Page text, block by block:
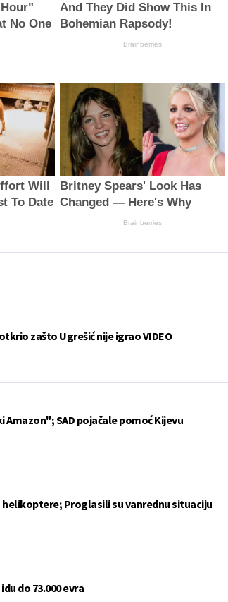
No One
And They Did Show This In
Bohemian Rapsody!
Brainberries
Will
To Date
Britney Spears' Look Has
Changed — Here's Why
Brainberries
zašto Ugrešić nije igrao VIDEO
SAD pojačale pomoć Kijevu
Proglasili su vanrednu situaciju
do 73.000 evra